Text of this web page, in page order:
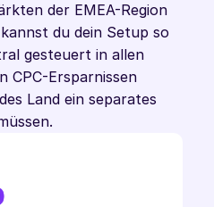
der EMEA-Region
du dein Setup so
gesteuert in allen
CPC-Ersparnissen
Land ein separates